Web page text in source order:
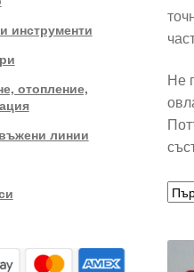
Не
инструменти
отопление,
линии